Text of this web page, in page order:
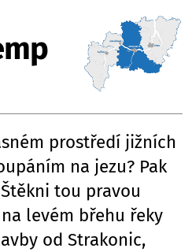
prostředí jižních
na jezu? Pak
tou pravou
levém břehu řeky
od Strakonic,